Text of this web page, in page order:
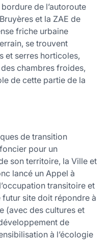
de l’autoroute
et la ZAE de
friche urbaine
se trouvent
et serres horticoles,
chambres froides,
de cette partie de la
de transition
pour un
son territoire, la Ville et
lancé un Appel à
transitoire et
futur site doit répondre à
(avec des cultures et
de
à l’écologie